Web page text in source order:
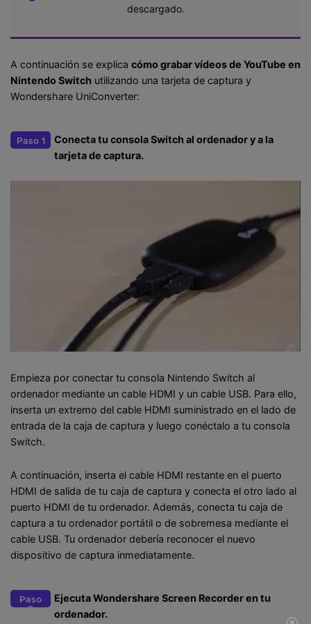
descargado.
A continuación se explica cómo grabar vídeos de YouTube en
Nintendo Switch utilizando una tarjeta de captura y
Wondershare UniConverter:
Paso 1
Conecta tu consola Switch al ordenador y a la
tarjeta de captura.
Empieza por conectar tu consola Nintendo Switch al
ordenador mediante un cable HDMI y un cable USB. Para ello,
inserta un extremo del cable HDMI suministrado en el lado de
entrada de la caja de captura y luego conéctalo a tu consola
Switch.
A continuación, inserta el cable HDMI restante en el puerto
HDMI de salida de tu caja de captura y conecta el otro lado al
puerto HDMI de tu ordenador. Además, conecta tu caja de
captura a tu ordenador portátil o de sobremesa mediante el
cable USB. Tu ordenador debería reconocer el nuevo
dispositivo de captura inmediatamente.
Paso
2
Ejecuta Wondershare Screen Recorder en tu
ordenador.